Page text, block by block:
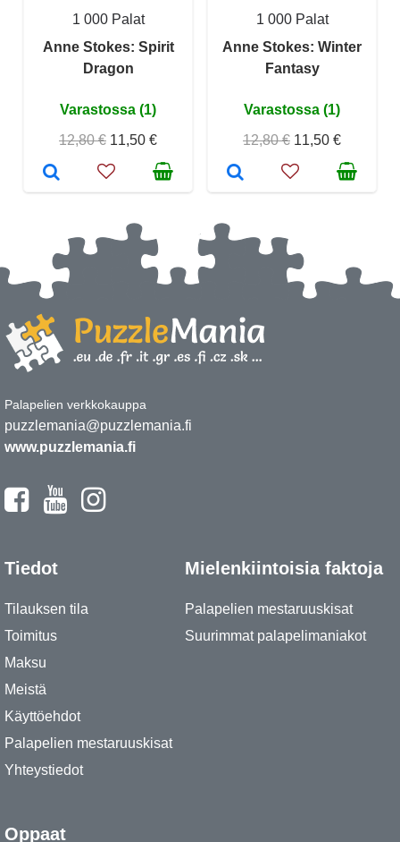
1 000 Palat
Anne Stokes: Spirit
Dragon
Varastossa (1)
12,80 € 11,50 €
1 000 Palat
Anne Stokes: Winter
Fantasy
Varastossa (1)
12,80 € 11,50 €
Palapelien verkkokauppa
puzzlemania@puzzlemania.fi
www.puzzlemania.fi
Tiedot
Tilauksen tila
Toimitus
Maksu
Meistä
Käyttöehdot
Palapelien mestaruuskisat
Yhteystiedot
Mielenkiintoisia faktoja
Palapelien mestaruuskisat
Suurimmat palapelimaniakot
Oppaat